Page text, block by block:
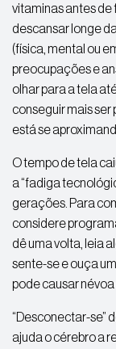
vitaminas antes de
descansar longe
(física, mental ou
preocupações e
olhar para a tela
conseguir mais ser
está se
O tempo de tela
a “fadiga
gerações. Para
considere
dê uma volta, leia
sente-se e ouça
pode causar
“Desconectar-se”
ajuda o cérebro a